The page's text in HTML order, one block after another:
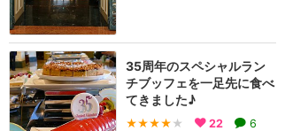
35周年のスペシャルラン
チブッフェを一足先に食べ
てきました♪
★★★★ ★ 22 6